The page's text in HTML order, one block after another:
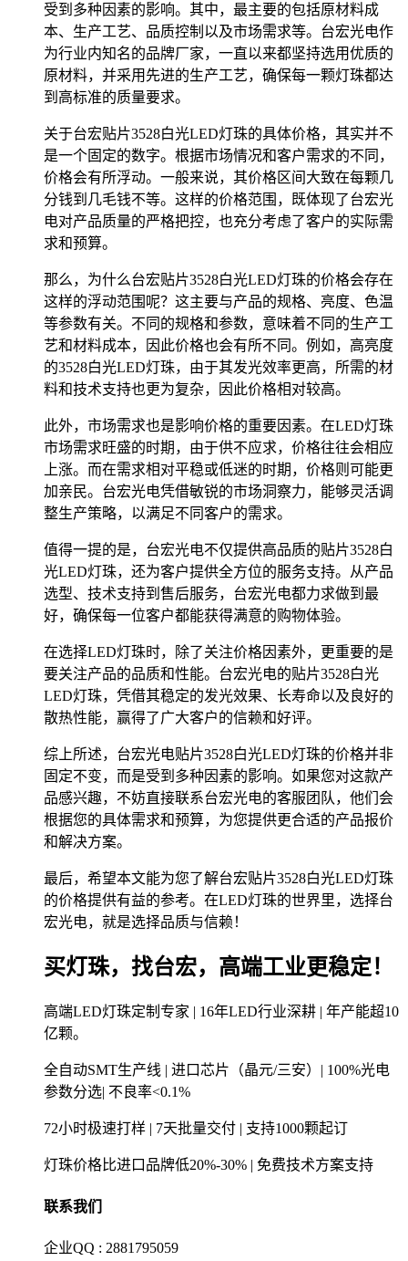
受到多种因素的影响。其中，最主要的包括原材料成
本、生产工艺、品质控制以及市场需求等。台宏光电作
为行业内知名的品牌厂家，一直以来都坚持选用优质的
原材料，并采用先进的生产工艺，确保每一颗灯珠都达
到高标准的质量要求。
关于台宏贴片3528白光LED灯珠的具体价格，其实并不
是一个固定的数字。根据市场情况和客户需求的不同，
价格会有所浮动。一般来说，其价格区间大致在每颗几
分钱到几毛钱不等。这样的价格范围，既体现了台宏光
电对产品质量的严格把控，也充分考虑了客户的实际需
求和预算。
那么，为什么台宏贴片3528白光LED灯珠的价格会存在
这样的浮动范围呢？这主要与产品的规格、亮度、色温
等参数有关。不同的规格和参数，意味着不同的生产工
艺和材料成本，因此价格也会有所不同。例如，高亮度
的3528白光LED灯珠，由于其发光效率更高，所需的材
料和技术支持也更为复杂，因此价格相对较高。
此外，市场需求也是影响价格的重要因素。在LED灯珠
市场需求旺盛的时期，由于供不应求，价格往往会相应
上涨。而在需求相对平稳或低迷的时期，价格则可能更
加亲民。台宏光电凭借敏锐的市场洞察力，能够灵活调
整生产策略，以满足不同客户的需求。
值得一提的是，台宏光电不仅提供高品质的贴片3528白
光LED灯珠，还为客户提供全方位的服务支持。从产品
选型、技术支持到售后服务，台宏光电都力求做到最
好，确保每一位客户都能获得满意的购物体验。
在选择LED灯珠时，除了关注价格因素外，更重要的是
要关注产品的品质和性能。台宏光电的贴片3528白光
LED灯珠，凭借其稳定的发光效果、长寿命以及良好的
散热性能，赢得了广大客户的信赖和好评。
综上所述，台宏光电贴片3528白光LED灯珠的价格并非
固定不变，而是受到多种因素的影响。如果您对这款产
品感兴趣，不妨直接联系台宏光电的客服团队，他们会
根据您的具体需求和预算，为您提供更合适的产品报价
和解决方案。
最后，希望本文能为您了解台宏贴片3528白光LED灯珠
的价格提供有益的参考。在LED灯珠的世界里，选择台
宏光电，就是选择品质与信赖！
买灯珠，找台宏，高端工业更稳定！
高端LED灯珠定制专家 | 16年LED行业深耕 | 年产能超10
亿颗。
全自动SMT生产线 | 进口芯片（晶元/三安）| 100%光电
参数分选| 不良率<0.1%
72小时极速打样 | 7天批量交付 | 支持1000颗起订
灯珠价格比进口品牌低20%-30% | 免费技术方案支持
联系我们
企业QQ : 2881795059